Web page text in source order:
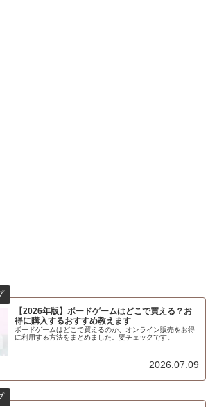
【2026年版】ボードゲームはどこで買える？お
得に購入するおすすめ教えます
ボードゲームはどこで買えるのか、オンライン販売をお得
に利用する方法をまとめました。要チェックです。
2026.07.09